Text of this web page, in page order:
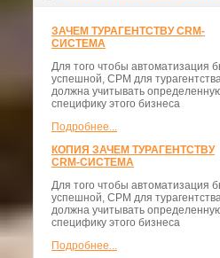
ЗАЧЕМ ТУРАГЕНТСТВУ CRM-
СИСТЕМА
Для того чтобы автоматизация
успешной, СРМ для
должна учитывать
специфику этого бизнеса
Подробнее...
КОПИЯ ЗАЧЕМ ТУРАГЕНТСТВУ
CRM-СИСТЕМА
Для того чтобы автоматизация
успешной, СРМ для
должна учитывать
специфику этого бизнеса
Подробнее...